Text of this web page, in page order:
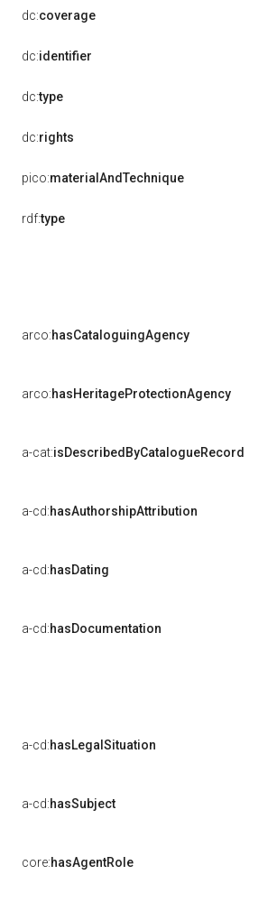
dc:coverage
dc:identifier
dc:type
dc:rights
pico:materialAndTechnique
rdf:type
arco:hasCataloguingAgency
arco:hasHeritageProtectionAgency
a-cat:isDescribedByCatalogueRecord
a-cd:hasAuthorshipAttribution
a-cd:hasDating
a-cd:hasDocumentation
a-cd:hasLegalSituation
a-cd:hasSubject
core:hasAgentRole